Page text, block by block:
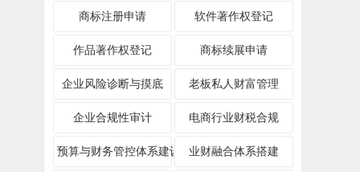
商标注册申请 软件著作权登记
作品著作权登记 商标续展申请
企业风险诊断与摸底 老板私人财富管理
企业合规性审计 电商行业财税合规
预算与财务管控体系建设 业财融合体系搭建